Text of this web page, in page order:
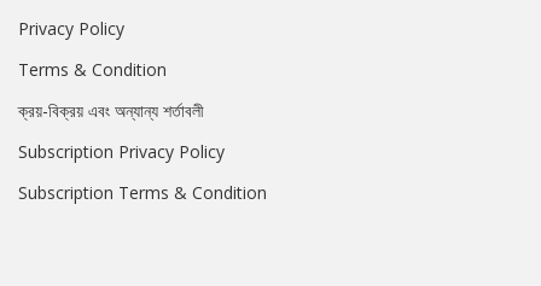
Privacy Policy
Terms & Condition
ক্রয়-বিক্রয় এবং অন্যান্য শর্তাবলী
Subscription Privacy Policy
Subscription Terms & Condition